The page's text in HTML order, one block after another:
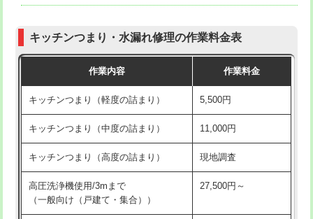
管・ポリ管・HT管使用/3ｍ超え)
排水管工事（土の掘削・埋め戻し作
11,000円~
排水管工事（排水管工事/3ｍまで） 55,000円
排水管工事（追加 排水管工事/3ｍ超
+11,000円
マス交換（土の掘削・埋め戻し作業）
マス交換（深さ50㎝未満）
式・ワンホール）)
交換・取付(排水栓・排水トラップ
22,000円+材料費
持込商品取付（単水栓）
キッチンつまり・水漏れ修理の作業料金表
作業内容 作業料金
キッチンつまり（軽度の詰まり） 5,500円
キッチンつまり（中度の詰まり） 11,000円
キッチンつまり（高度の詰まり） 現地調査
高圧洗浄機使用/3mまで
（一般向け（戸建て・集合））
27,500円～